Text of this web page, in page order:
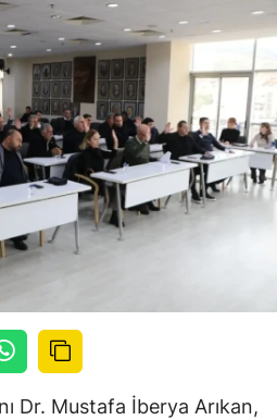
Dr. Mustafa İberya Arıkan,